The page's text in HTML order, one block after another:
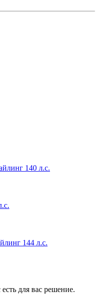
140 л.с.
144 л.с.
для вас решение.